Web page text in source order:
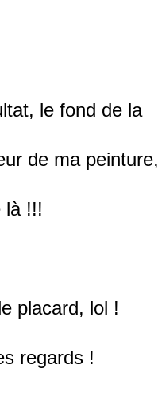
le fond de la
de ma peinture,
là !!!
placard, lol !
regards !